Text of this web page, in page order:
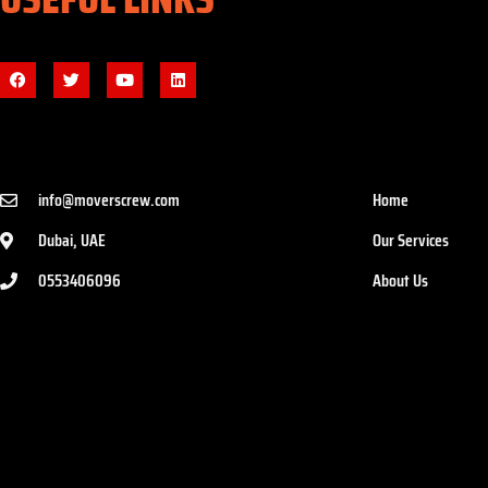
info@moverscrew.com
Dubai, UAE
0553406096
Home
Our Services
About Us